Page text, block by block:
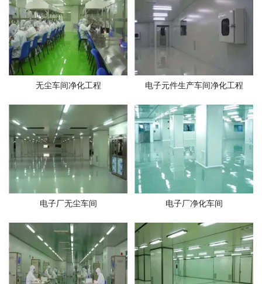
无尘车间净化工程 电子元件生产车间净化工程
电子厂无尘车间 电子厂净化车间